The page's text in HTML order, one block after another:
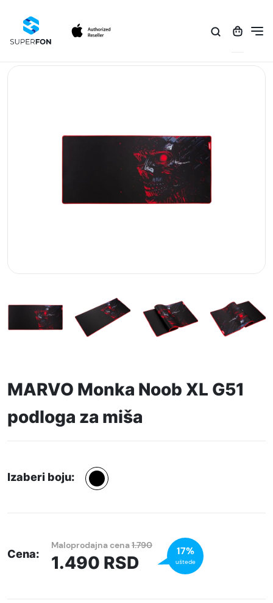
MARVO Monka Noob XL G51
podloga za miša
Izaberi boju:
Cena:
Maloprodajna cena1.790
1.490 RSD
17%
uštede